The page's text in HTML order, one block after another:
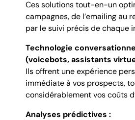
Ces solutions tout-en-un
campagnes, de l’emailing au
par le suivi précis de chaque
Technologie
(voicebots, assistants
Ils offrent une expérience
immédiate à vos prospects,
considérablement vos coûts
Analyses prédictives :